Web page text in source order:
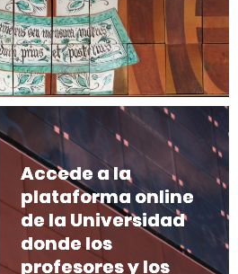
Accede a la
plataforma online
de la Universidad
donde los
profesores y los